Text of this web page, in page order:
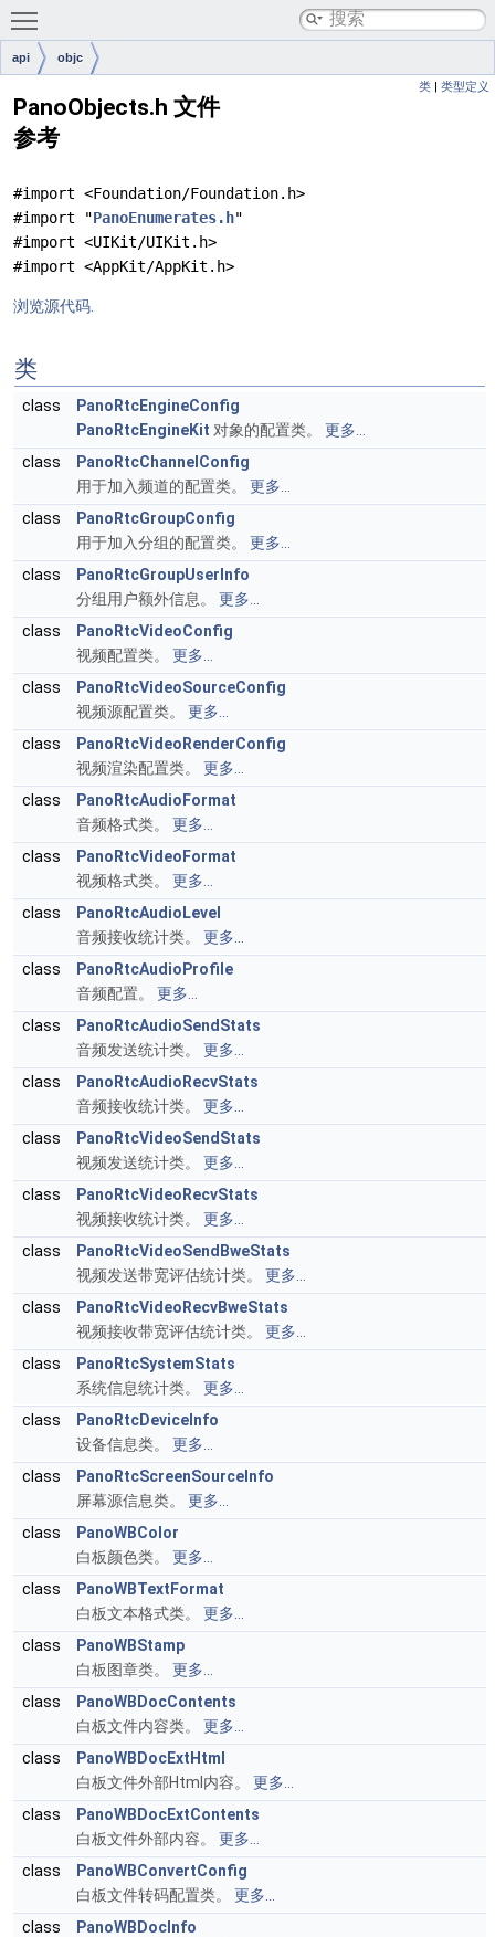
api objc
类 | 类型定义
PanoObjects.h 文件
参考
#import <Foundation/Foundation.h>
#import "PanoEnumerates.h"
#import <UIKit/UIKit.h>
#import <AppKit/AppKit.h>
浏览源代码.
类
class
PanoRtcEngineConfig
PanoRtcEngineKit 对象的配置类。 更多...
class
PanoRtcChannelConfig
用于加入频道的配置类。 更多...
class
PanoRtcGroupConfig
用于加入分组的配置类。 更多...
class
PanoRtcGroupUserInfo
分组用户额外信息。 更多...
class
PanoRtcVideoConfig
视频配置类。 更多...
class
PanoRtcVideoSourceConfig
视频源配置类。 更多...
class
PanoRtcVideoRenderConfig
视频渲染配置类。 更多...
class
PanoRtcAudioFormat
音频格式类。 更多...
class
PanoRtcVideoFormat
视频格式类。 更多...
class
PanoRtcAudioLevel
音频接收统计类。 更多...
class
PanoRtcAudioProfile
音频配置。 更多...
class
PanoRtcAudioSendStats
音频发送统计类。 更多...
class
PanoRtcAudioRecvStats
音频接收统计类。 更多...
class
PanoRtcVideoSendStats
视频发送统计类。 更多...
class
PanoRtcVideoRecvStats
视频接收统计类。 更多...
class
PanoRtcVideoSendBweStats
视频发送带宽评估统计类。 更多...
class
PanoRtcVideoRecvBweStats
视频接收带宽评估统计类。 更多...
class
PanoRtcSystemStats
系统信息统计类。 更多...
class
PanoRtcDeviceInfo
设备信息类。 更多...
class
PanoRtcScreenSourceInfo
屏幕源信息类。 更多...
class
PanoWBColor
白板颜色类。 更多...
class
PanoWBTextFormat
白板文本格式类。 更多...
class
PanoWBStamp
白板图章类。 更多...
class
PanoWBDocContents
白板文件内容类。 更多...
class
PanoWBDocExtHtml
白板文件外部Html内容。 更多...
class
PanoWBDocExtContents
白板文件外部内容。 更多...
class
PanoWBConvertConfig
白板文件转码配置类。 更多...
class
PanoWBDocInfo